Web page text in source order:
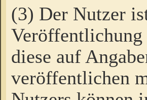
(3) Der Nutzer
Veröffentlichung
diese auf
veröffentlichen